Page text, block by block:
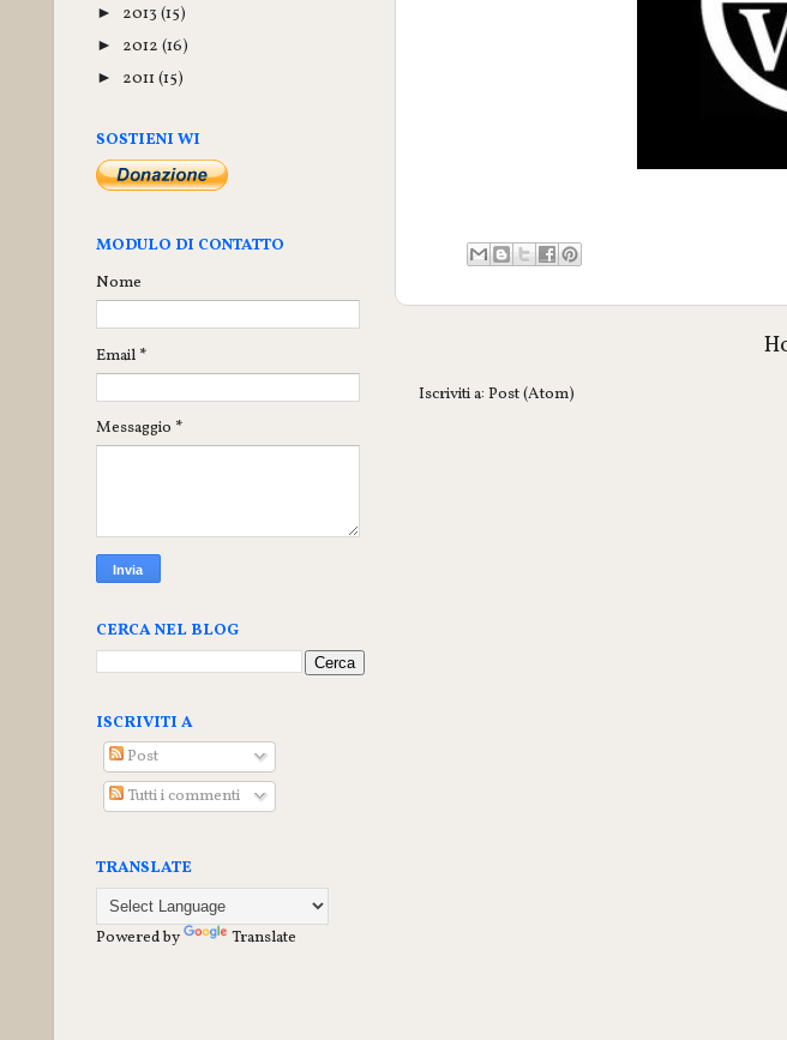
Iscriviti a: Post (Atom)
► 2013 (15)
► 2012 (16)
► 2011 (15)
SOSTIENI WI
MODULO DI CONTATTO
Nome
Email *
Messaggio *
CERCA NEL BLOG
ISCRIVITI A
Post
Tutti i commenti
TRANSLATE
Powered by Translate